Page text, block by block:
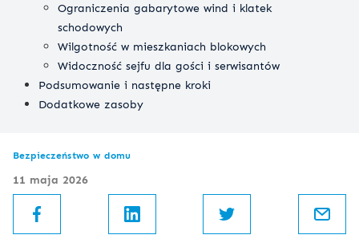
Ograniczenia gabarytowe wind i klatek
schodowych
Wilgotność w mieszkaniach blokowych
Widoczność sejfu dla gości i serwisantów
Podsumowanie i następne kroki
Dodatkowe zasoby
Bezpieczeństwo w domu
11 maja 2026